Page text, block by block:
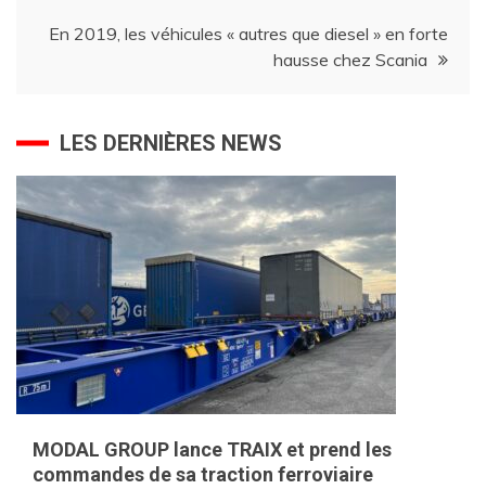
l’article
En 2019, les véhicules « autres que diesel » en forte
hausse chez Scania
LES DERNIÈRES NEWS
MODAL GROUP lance TRAIX et prend les
commandes de sa traction ferroviaire